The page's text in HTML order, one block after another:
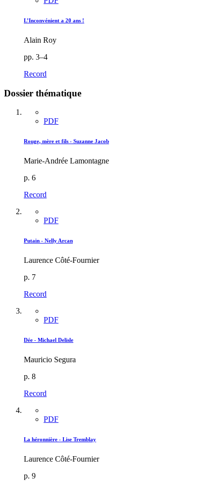
L’Inconvénient a 20 ans !
Alain Roy
pp. 3–4
Record
Dossier thématique
PDF
Rouge, mère et fils - Suzanne Jacob
Marie-Andrée Lamontagne
p. 6
Record
PDF
Putain - Nelly Arcan
Laurence Côté-Fournier
p. 7
Record
PDF
Dée - Michael Delisle
Mauricio Segura
p. 8
Record
PDF
La héronnière - Lise Tremblay
Laurence Côté-Fournier
p. 9